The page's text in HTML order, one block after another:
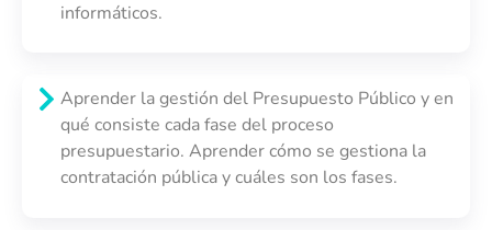
informáticos.
Aprender la gestión del Presupuesto Público y en
qué consiste cada fase del proceso
presupuestario. Aprender cómo se gestiona la
contratación pública y cuáles son los fases.